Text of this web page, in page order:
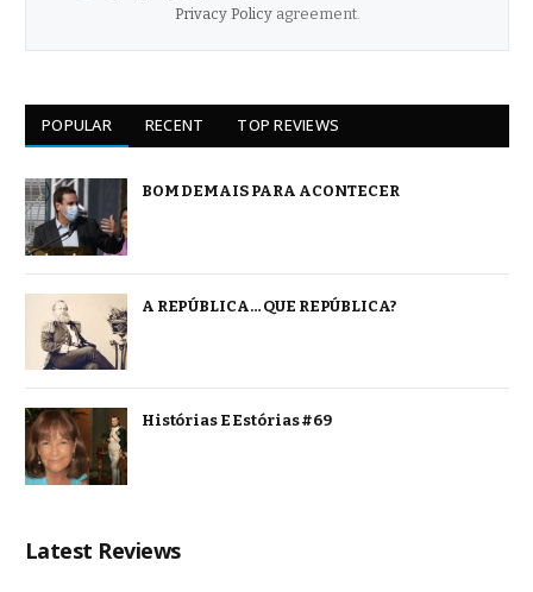
Privacy Policyagreement.
POPULAR RECENT TOP REVIEWS
BOM DEMAIS PARA ACONTECER
A REPÚBLICA… QUE REPÚBLICA?
Histórias E Estórias #69
Latest Reviews